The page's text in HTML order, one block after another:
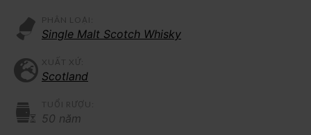
PHÂN LOẠI:
Single Malt Scotch Whisky
XUẤT XỨ:
Scotland
TUỔI RƯỢU:
50 năm